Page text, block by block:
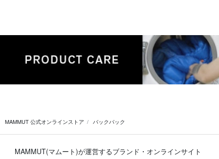
MAMMUT 公式オンラインストア バックパック
MAMMUT(マムート)が運営するブランド・オンラインサイト